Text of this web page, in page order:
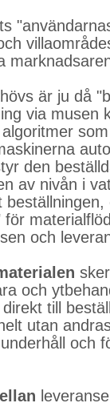
är ju då
via musen
den
av nivån i
för
och
och
till
utan
och